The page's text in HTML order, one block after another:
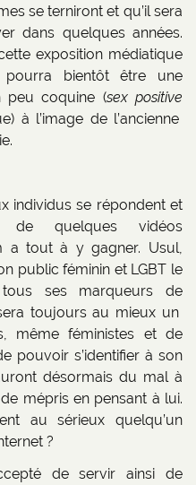
se terniront et qu’il sera
dans quelques années.
exposition médiatique
bientôt être une
peu coquine (sex positive
à l’image de l’ancienne
individus se répondent et
quelques vidéos
a tout à y gagner. Usul,
public féminin et LGBT le
ses marqueurs de
toujours au mieux un
même féministes et de
pouvoir s’identifier à son
désormais du mal à
mépris en pensant à lui.
au sérieux quelqu’un
?
de servir ainsi de